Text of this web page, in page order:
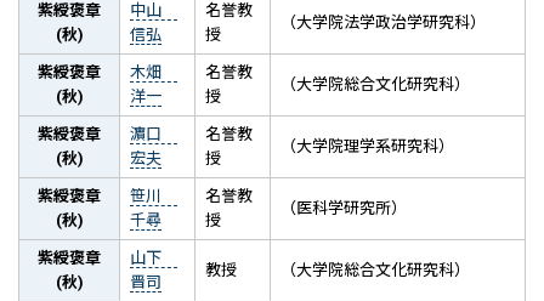
紫綬褒章
(秋)
中山
信弘
名誉教
授
（大学院法学政治学研究科）
紫綬褒章
(秋)
木畑
洋一
名誉教
授
（大学院総合文化研究科）
紫綬褒章
(秋)
濵口
宏夫
名誉教
授
（大学院理学系研究科）
紫綬褒章
(秋)
笹川
千尋
名誉教
授
（医科学研究所）
紫綬褒章
(秋)
山下
晋司
教授 （大学院総合文化研究科）